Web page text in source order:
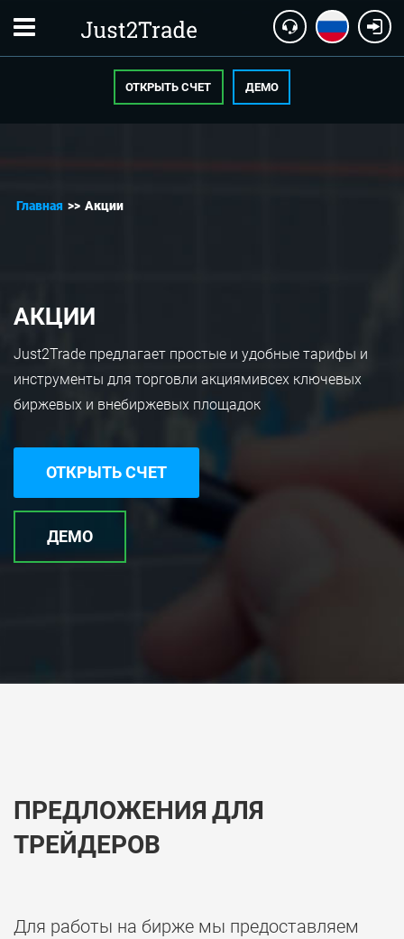
ОТКРЫТЬ СЧЕТ ДЕМО
Главная >> Акции
АКЦИИ
Just2Trade предлагает простые и удобные тарифы и
инструменты для торговли акциямивсех ключевых
биржевых и внебиржевых площадок
ОТКРЫТЬ СЧЕТ
ДЕМО
ПРЕДЛОЖЕНИЯ ДЛЯ
ТРЕЙДЕРОВ
Для работы на бирже мы предоставляем